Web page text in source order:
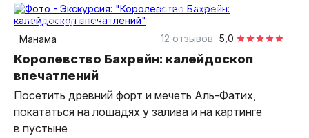
7 часов
на автомобиле
индивидуальная
Манама
5,0
12 отзывов
Королевство Бахрейн: калейдоскоп
впечатлений
Посетить древний форт и мечеть Аль-Фатих,
покататься на лошадях у залива и на картинге
в пустыне